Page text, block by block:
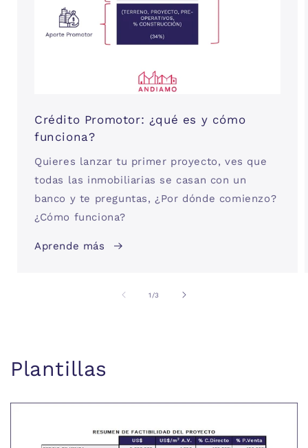
Crédito Promotor: ¿qué es y cómo
funciona?
Quieres lanzar tu primer proyecto, ves que
todas las inmobiliarias se casan con un
banco y te preguntas, ¿Por dónde comienzo?
¿Cómo funciona?
Aprende más
1 /de
3
Plantillas